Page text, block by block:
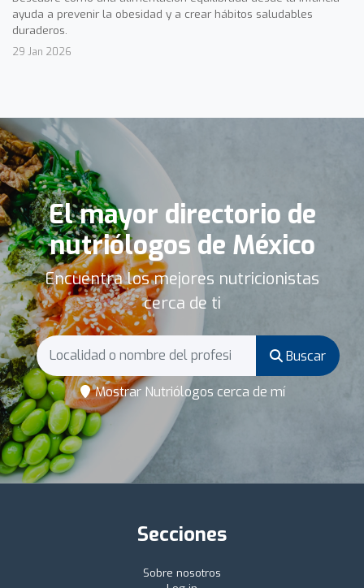
ayuda a prevenir la obesidad y a crear hábitos saludables
duraderos.
29 Jan 2026
El mayor directorio de
nutriólogos de México
Encuentra los mejores nutricionistas
cerca de ti
Buscar
Mostrar Nutriólogos cerca de mí
Secciones
Sobre nosotros